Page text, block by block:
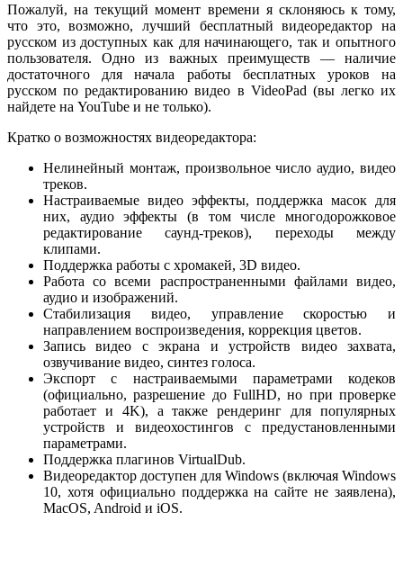
Пожалуй, на текущий момент времени я склоняюсь к тому,
что это, возможно, лучший бесплатный видеоредактор на
русском из доступных как для начинающего, так и опытного
пользователя. Одно из важных преимуществ — наличие
достаточного для начала работы бесплатных уроков на
русском по редактированию видео в VideoPad (вы легко их
найдете на YouTube и не только).
Кратко о возможностях видеоредактора:
Нелинейный монтаж, произвольное число аудио, видео
треков.
Настраиваемые видео эффекты, поддержка масок для
них, аудио эффекты (в том числе многодорожковое
редактирование саунд-треков), переходы между
клипами.
Поддержка работы с хромакей, 3D видео.
Работа со всеми распространенными файлами видео,
аудио и изображений.
Стабилизация видео, управление скоростью и
направлением воспроизведения, коррекция цветов.
Запись видео с экрана и устройств видео захвата,
озвучивание видео, синтез голоса.
Экспорт с настраиваемыми параметрами кодеков
(официально, разрешение до FullHD, но при проверке
работает и 4K), а также рендеринг для популярных
устройств и видеохостингов с предустановленными
параметрами.
Поддержка плагинов VirtualDub.
Видеоредактор доступен для Windows (включая Windows
10, хотя официально поддержка на сайте не заявлена),
MacOS, Android и iOS.